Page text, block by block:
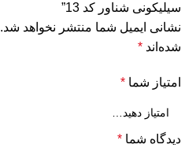
سیلیکونی شناور کد 13”
نشانی ایمیل شما منتشر نخواهد شد.
شده‌اند *
امتیاز شما *
دیدگاه شما *